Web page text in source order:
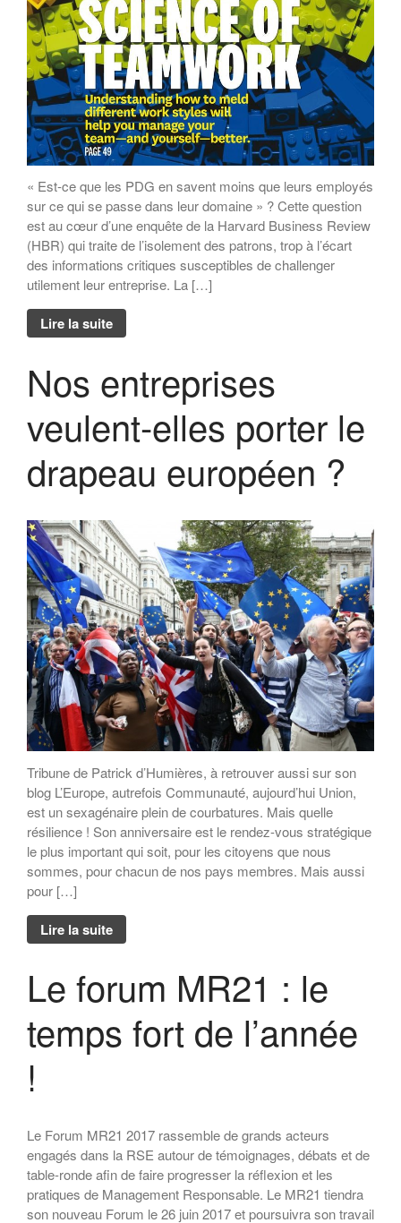
« Est-ce que les PDG en savent moins que leurs employés
sur ce qui se passe dans leur domaine » ? Cette question
est au cœur d’une enquête de la Harvard Business Review
(HBR) qui traite de l’isolement des patrons, trop à l’écart
des informations critiques susceptibles de challenger
utilement leur entreprise. La […]
Lire la suite
Nos entreprises
veulent-elles porter le
drapeau européen ?
Tribune de Patrick d’Humières, à retrouver aussi sur son
blog L’Europe, autrefois Communauté, aujourd’hui Union,
est un sexagénaire plein de courbatures. Mais quelle
résilience ! Son anniversaire est le rendez-vous stratégique
le plus important qui soit, pour les citoyens que nous
sommes, pour chacun de nos pays membres. Mais aussi
pour […]
Lire la suite
Le forum MR21 : le
temps fort de l’année
!
Le Forum MR21 2017 rassemble de grands acteurs
engagés dans la RSE autour de témoignages, débats et de
table-ronde afin de faire progresser la réflexion et les
pratiques de Management Responsable. Le MR21 tiendra
son nouveau Forum le 26 juin 2017 et poursuivra son travail